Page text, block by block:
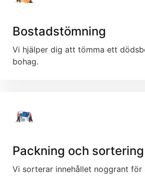
Bostadstömning
Vi hjälper dig att tömma ett
bohag.
Packning och sortering
Vi sorterar innehållet noggrant för